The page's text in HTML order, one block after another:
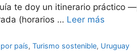
te doy un itinerario práctico
(horarios … Leer más
país,Turismo sostenible, Uruguay